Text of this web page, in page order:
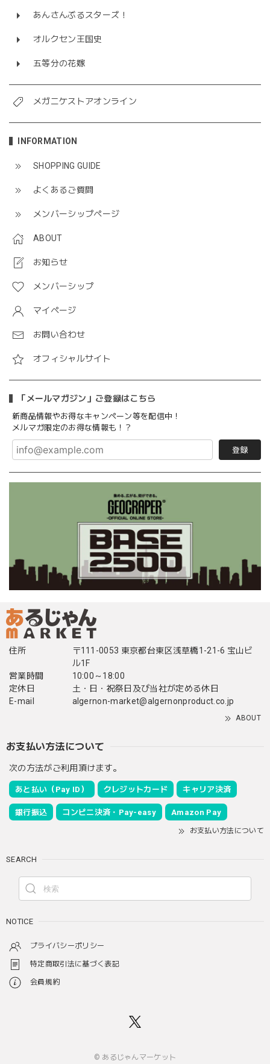
あんさんぶるスターズ！
オルクセン王国史
五等分の花嫁
メガニケストアオンライン
INFORMATION
SHOPPING GUIDE
よくあるご質問
メンバーシップページ
ABOUT
お知らせ
メンバーシップ
マイページ
お問い合わせ
オフィシャルサイト
「メールマガジン」ご登録はこちら
新商品情報やお得なキャンペーン等を配信中！
メルマガ限定のお得な情報も！？
登録
住所
〒111-0053 東京都台東区浅草橋1-21-6 宝山ビ
ル1F
営業時間
10:00～18:00
定休日
土・日・祝祭日及び当社が定める休日
E-mail
algernon-market@algernonproduct.co.jp
ABOUT
お支払い方法について
次の方法がご利用頂けます。
あと払い（Pay ID） クレジットカード キャリア決済
銀行振込 コンビニ決済・Pay-easy Amazon Pay
お支払い方法について
SEARCH
NOTICE
プライバシーポリシー
特定商取引法に基づく表記
会員規約
© あるじゃんマーケット